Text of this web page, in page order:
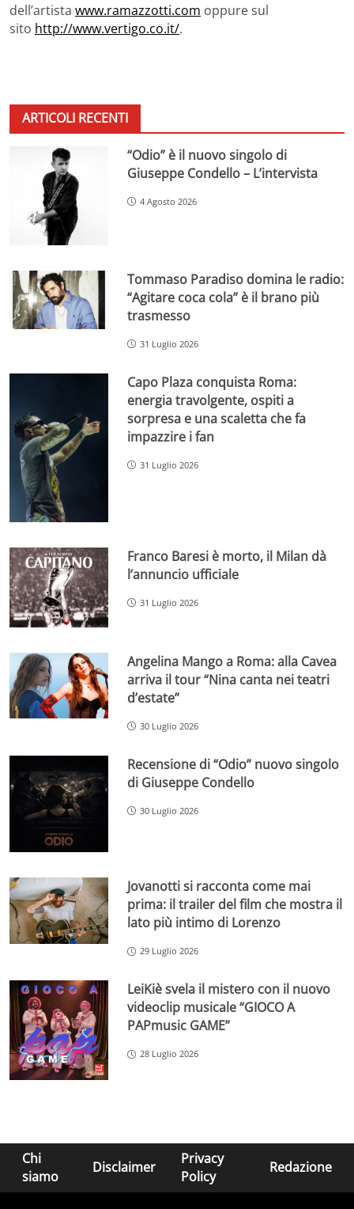
dell’artista www.ramazzotti.com oppure sul
sito http://www.vertigo.co.it/.
ARTICOLI RECENTI
“Odio” è il nuovo singolo di
Giuseppe Condello – L’intervista
4 Agosto 2026
Tommaso Paradiso domina le radio:
“Agitare coca cola” è il brano più
trasmesso
31 Luglio 2026
Capo Plaza conquista Roma:
energia travolgente, ospiti a
sorpresa e una scaletta che fa
impazzire i fan
31 Luglio 2026
Franco Baresi è morto, il Milan dà
l’annuncio ufficiale
31 Luglio 2026
Angelina Mango a Roma: alla Cavea
arriva il tour “Nina canta nei teatri
d’estate”
30 Luglio 2026
Recensione di “Odio” nuovo singolo
di Giuseppe Condello
30 Luglio 2026
Jovanotti si racconta come mai
prima: il trailer del film che mostra il
lato più intimo di Lorenzo
29 Luglio 2026
LeiKiè svela il mistero con il nuovo
videoclip musicale “GIOCO A
PAPmusic GAME”
28 Luglio 2026
Chi
siamo
Disclaimer
Privacy
Policy
Redazione